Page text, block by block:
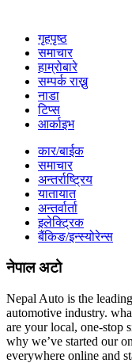
गृहपृष्‍ठ
समाचार
हाम्रोबारे
सम्पर्क राख्नु
नाडा
टिप्स
आर्काइभ
कार/बाईक
समाचार
अन्तर्राष्ट्रिय
यातायात
अन्तर्वार्ता
इलेक्ट्रिक
बैंकिङ/इन्स्योरेन्स
नेपाल अटो
Nepal Auto is the
automotive industry.
are your local, one-stop
why we’ve started our
everywhere online and